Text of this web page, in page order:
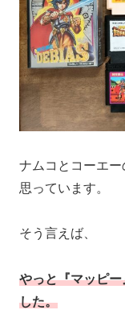
ナムコとコーエ
思っています。
そう言えば、
やっと『マッピ
した。